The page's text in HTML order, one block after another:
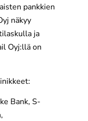
pankkien
näkyy
ja
Oyj:llä on
Bank, S-